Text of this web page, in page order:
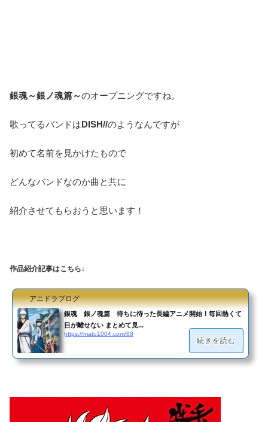
銀魂～銀ノ魂篇～のオープニングですね。
歌ってるバンドはDISH//のようなんですが
初めて名前を見かけたもので
どんなバンドなのか曲と共に
紹介させてもらおうと思います！
作品紹介記事はこちら↓
アニドラブログ
銀魂 銀ノ魂篇 待ちに待った長編アニメ開始！毎回熱くて
目が離せない まとめて見...
https://matu1004.com/88
続きを読む